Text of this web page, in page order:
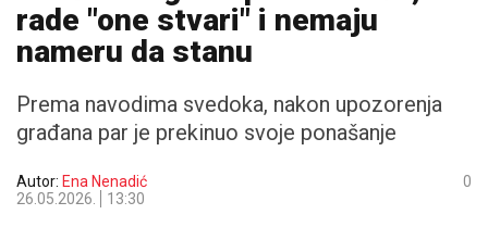
rade "one stvari" i nemaju
nameru da stanu
Prema navodima svedoka, nakon upozorenja
građana par je prekinuo svoje ponašanje
Autor: Ena Nenadić
26.05.2026.
13:30
0